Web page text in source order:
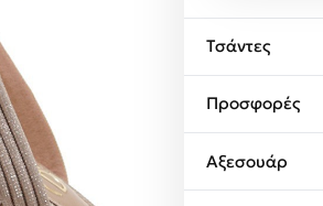
Τσάντες
Προσφορές
Αξεσουάρ